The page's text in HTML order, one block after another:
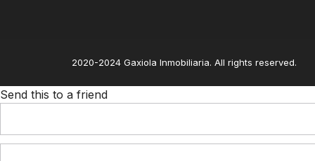
2020-2024 Gaxiola Inmobiliaria. All rights reserved.
Send this to a friend